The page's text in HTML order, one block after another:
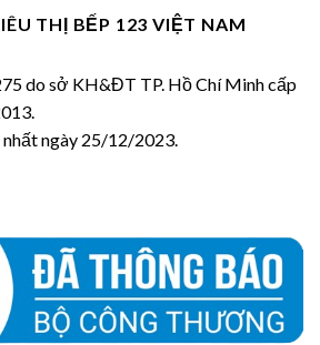
THỊ BẾP 123 VIỆT NAM
do sở KH&ĐT TP. Hồ Chí Minh cấp
ngày 25/12/2023.